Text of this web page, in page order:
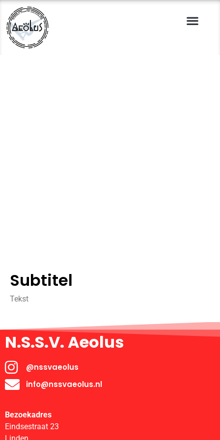
Subtitel
Tekst
N.S.S.V. Aeolus
@nssvaeolus
info@nssvaeolus.nl
Bezoekadres
Eindsestraat 23
Linden